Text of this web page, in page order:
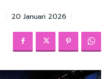
20 Januari 2026